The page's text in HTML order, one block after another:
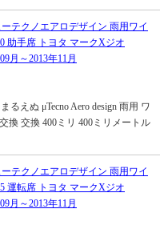
テクノエアロデザイン 雨用ワイ
助手席 トヨタ マークXジオ
月～2013年11月
えぬ μTecno Aero design 雨用 ワ
換 交換 400ミリ 400ミリメートル
テクノエアロデザイン 雨用ワイ
運転席 トヨタ マークXジオ
月～2013年11月